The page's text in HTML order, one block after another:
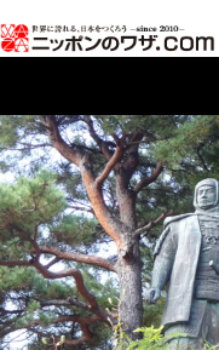
ン
テ
ン
ツ
へ
ス
キ
ッ
プ